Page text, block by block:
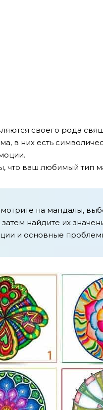
своего рода
в них есть
что ваш любимый тип
на мандалы,
затем найдите их
и основные